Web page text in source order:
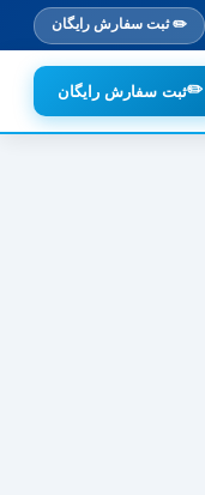
✏️ ثبت سفارش رایگان
✏️ثبت سفارش رایگان